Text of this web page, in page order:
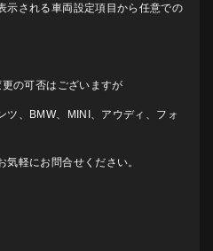
示される車両設定項目から任意での
の可否はございますが
ツ、BMW、MINI、アウディ、フォ
軽にお問合せください。